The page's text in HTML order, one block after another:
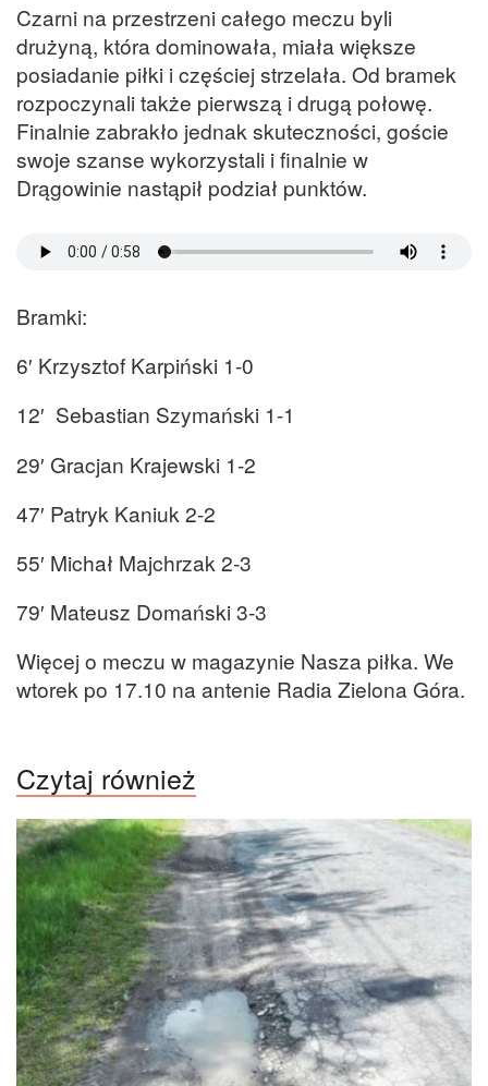
Czarni na przestrzeni całego meczu byli
drużyną, która dominowała, miała większe
posiadanie piłki i częściej strzelała. Od bramek
rozpoczynali także pierwszą i drugą połowę.
Finalnie zabrakło jednak skuteczności, goście
swoje szanse wykorzystali i finalnie w
Drągowinie nastąpił podział punktów.
Bramki:
6′ Krzysztof Karpiński 1-0
12′ Sebastian Szymański 1-1
29′ Gracjan Krajewski 1-2
47′ Patryk Kaniuk 2-2
55′ Michał Majchrzak 2-3
79′ Mateusz Domański 3-3
Więcej o meczu w magazynie Nasza piłka. We
wtorek po 17.10 na antenie Radia Zielona Góra.
Czytaj również